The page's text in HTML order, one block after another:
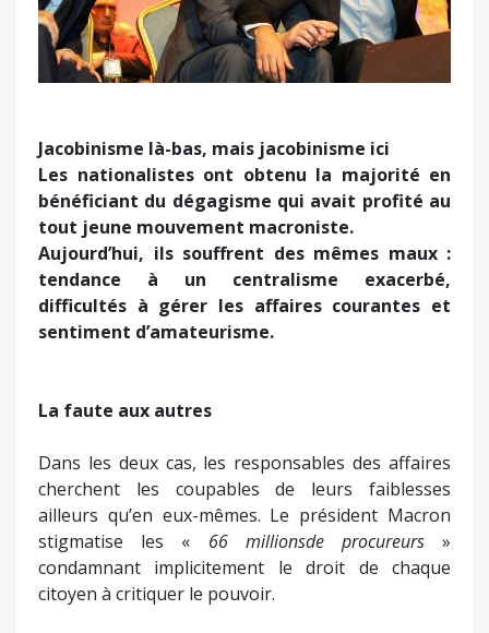
Jacobinisme là-bas, mais jacobinisme ici
Les nationalistes ont obtenu la majorité en
bénéficiant du dégagisme qui avait profité au
tout jeune mouvement macroniste.
Aujourd’hui, ils souffrent des mêmes maux :
tendance à un centralisme exacerbé,
difficultés à gérer les affaires courantes et
sentiment d’amateurisme.
La faute aux autres
Dans les deux cas, les responsables des affaires
cherchent les coupables de leurs faiblesses
ailleurs qu’en eux-mêmes. Le président Macron
stigmatise les « 66 millionsde procureurs»
condamnant implicitement le droit de chaque
citoyen à critiquer le pouvoir.